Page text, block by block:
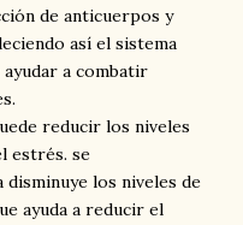
de anticuerpos y
así el sistema
a combatir
reducir los niveles
estrés. se
los niveles de
ayuda a reducir el